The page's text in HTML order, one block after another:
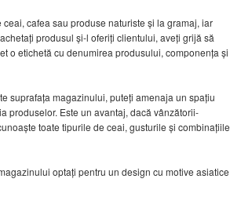
ceai, cafea sau produse naturiste și la gramaj, iar
produsul și-l oferiți clientului, aveți grijă să
o etichetă cu denumirea produsului, componența și
suprafața magazinului, puteți amenaja un spațiu
produselor. Este un avantaj, dacă vânzătorii-
toate tipurile de ceai, gusturile și combinațiile
optați pentru un design cu motive asiatice